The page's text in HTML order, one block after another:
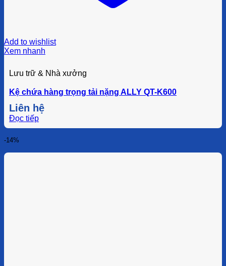
Add to wishlist
Xem nhanh
Lưu trữ & Nhà xưởng
Kệ chứa hàng trọng tải nặng ALLY QT-K600
Liên hệ
Đọc tiếp
-14%